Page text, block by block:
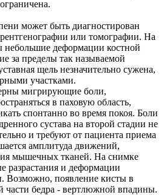
может быть диагностирован
или томографии. На
небольшие деформации костной
за пределы так называемой
щель незначительно сужена,
участками.
мигрирующие боли,
в паховую область,
спонтанно во время покоя. Боли
сустава на второй стадии не
и требуют от пациента приема
амплитуда движений,
мышечных тканей. На снимке
разрастания и деформации
Возможно, появление кисты в
части бедра - вертлюжной впадины.